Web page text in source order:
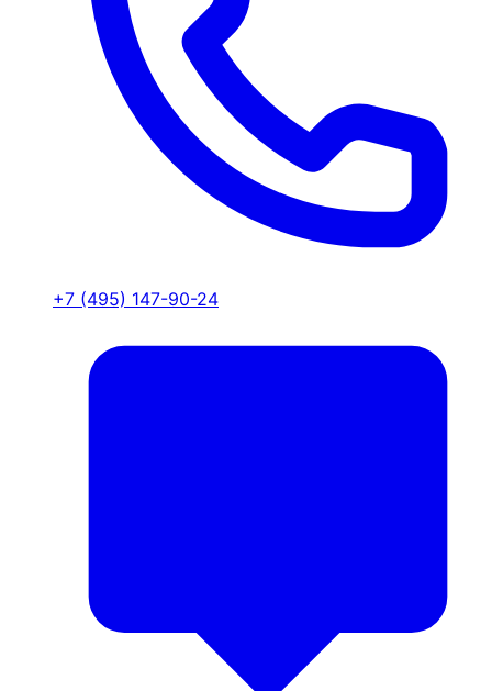
+7 (495) 147-90-24